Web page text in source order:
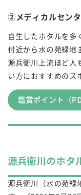
②メディカルセン
自生したホタルを多
付近から水の苑緑地
源兵衛川上流ほど人
い方におすすめのス
鑑賞ポイント（
源兵衛川のホタ
源兵衛川（水の苑緑